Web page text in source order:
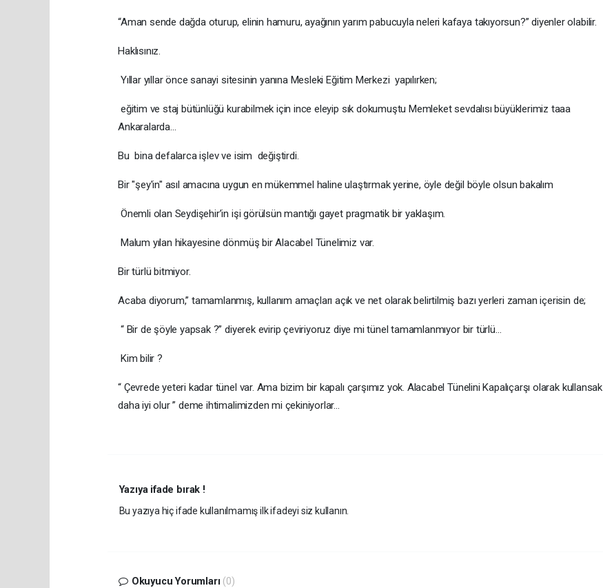
“Aman sende dağda oturup, elinin hamuru, ayağının yarım pabucuyla neleri kafaya takıyorsun?” diyenler olabilir.
Haklısınız.
Yıllar yıllar önce sanayi sitesinin yanına Mesleki Eğitim Merkezi yapılırken;
eğitim ve staj bütünlüğü kurabilmek için ince eleyip sık dokumuştu Memleket sevdalısı büyüklerimiz taaa
Ankaralarda…
Bu bina defalarca işlev ve isim değiştirdi.
Bir "şey'in" asıl amacına uygun en mükemmel haline ulaştırmak yerine, öyle değil böyle olsun bakalım
Önemli olan Seydişehir’in işi görülsün mantığı gayet pragmatik bir yaklaşım.
Malum yılan hikayesine dönmüş bir Alacabel Tünelimiz var.
Bir türlü bitmiyor.
Acaba diyorum,” tamamlanmış, kullanım amaçları açık ve net olarak belirtilmiş bazı yerleri zaman içerisin de;
“ Bir de şöyle yapsak ?” diyerek evirip çeviriyoruz diye mi tünel tamamlanmıyor bir türlü…
Kim bilir ?
“ Çevrede yeteri kadar tünel var. Ama bizim bir kapalı çarşımız yok. Alacabel Tünelini Kapalıçarşı olarak kullansak
daha iyi olur ” deme ihtimalimizden mi çekiniyorlar…
Yazıya ifade bırak !
Bu yazıya hiç ifade kullanılmamış ilk ifadeyi siz kullanın.
Okuyucu Yorumları (0)